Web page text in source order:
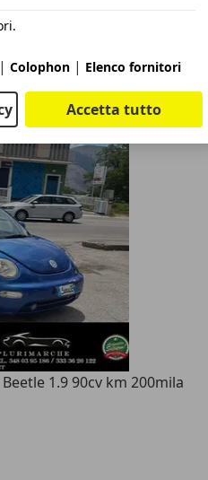
- Milano - Mi
1.9 90cv km 200mila
| Colophon | Elenco fornitori
Accetta tutto